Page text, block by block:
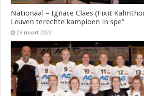
Nationaal – Ignace Claes (Fixit
Leuven terechte kampioen in spe”
29 maart 2022